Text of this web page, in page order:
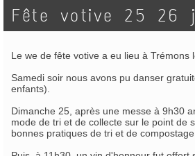
Fête votive 25 26
Le we de fête votive a eu lieu à Trémons
Samedi soir nous avons pu danser
enfants).
Dimanche 25, après une messe à 9h30
mode de tri et de collecte sur le point de
bonnes pratiques de tri et de compostage.